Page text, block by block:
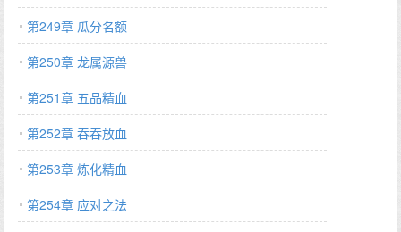
第249章 瓜分名额
第250章 龙属源兽
第251章 五品精血
第252章 吞吞放血
第253章 炼化精血
第254章 应对之法